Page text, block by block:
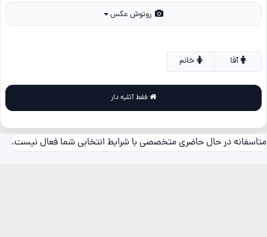
خانم
متاسفانه در حال حاضری متخصصی با شرایط انتخابی شما فعال نیست.